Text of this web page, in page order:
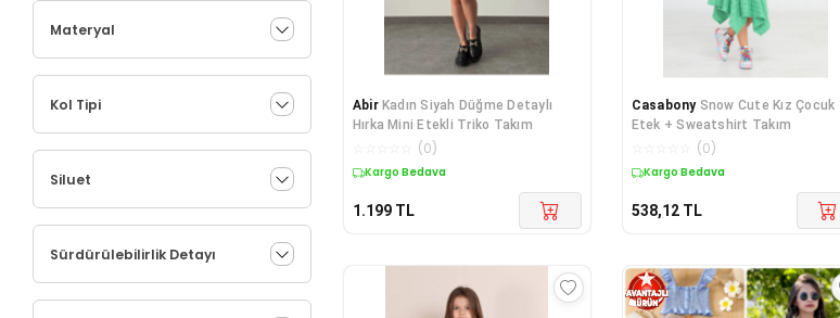
Materyal
Kol Tipi
Siluet
Sürdürülebilirlik Detayı
Abir Kadın Siyah Düğme Detaylı
Hırka Mini Etekli Triko Takım
(0)
Kargo Bedava
1.199 TL
Casabony Snow Cute Kız Çocuk
Etek + Sweatshirt Takım
(0)
Kargo Bedava
538,12 TL